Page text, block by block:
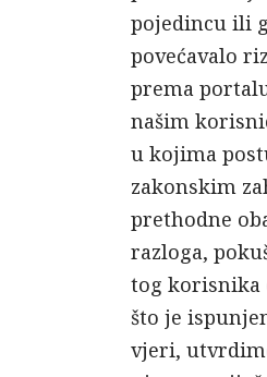
pojedincu ili
povećavalo
prema
našim
u kojima
zakonskim
prethodne
razloga,
tog korisnika
što je
vjeri,